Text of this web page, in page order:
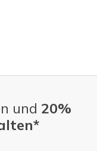
und 20%